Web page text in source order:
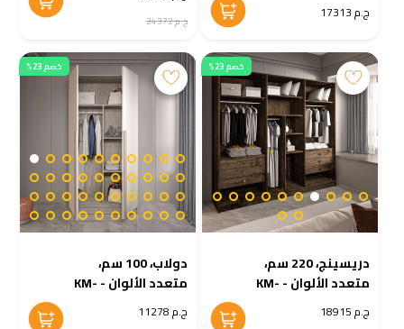
ج.م 17313 ج.م 24372
خصم 23%
دريسينج، 220 سم،
متعدد الألوان - KM-
EG38-226ج.م 18915
خصم 23%
دولاب، 100 سم،
متعدد الألوان - KM-
EG38-225ج.م 11278